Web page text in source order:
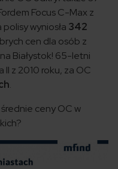
Focus C-Max z
wyniosła 342
cen dla osób z
Białystok! 65-letni
II z 2010 roku, za OC
.
ceny OC w